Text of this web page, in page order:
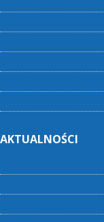
AKTUALNOŚCI